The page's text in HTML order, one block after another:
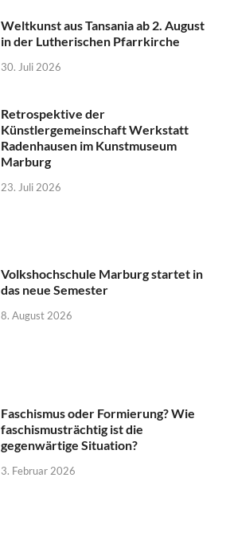
Weltkunst aus Tansania ab 2. August
in der Lutherischen Pfarrkirche
30. Juli 2026
Retrospektive der
Künstlergemeinschaft Werkstatt
Radenhausen im Kunstmuseum
Marburg
23. Juli 2026
Volkshochschule Marburg startet in
das neue Semester
8. August 2026
Faschismus oder Formierung? Wie
faschismusträchtig ist die
gegenwärtige Situation?
3. Februar 2026